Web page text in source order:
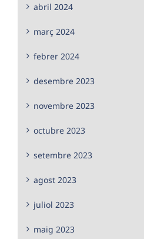
abril 2024
març 2024
febrer 2024
desembre 2023
novembre 2023
octubre 2023
setembre 2023
agost 2023
juliol 2023
maig 2023